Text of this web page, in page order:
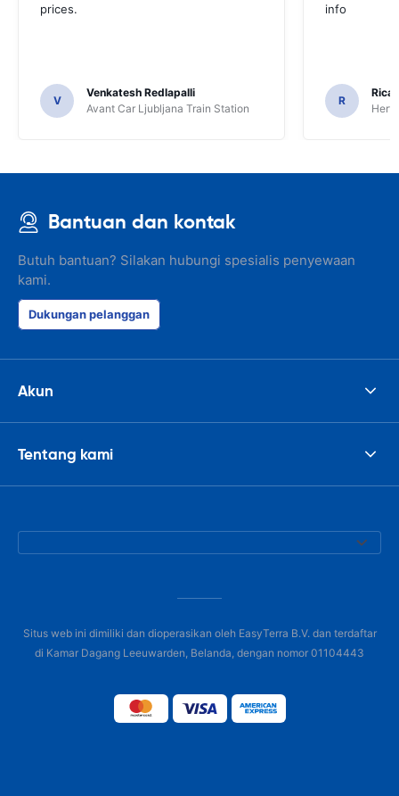
prices.
V
Venkatesh Redlapalli
Avant Car Ljubljana Train Station
info
R
Bantuan dan kontak
Butuh bantuan? Silakan hubungi spesialis penyewaan
kami.
Dukungan pelanggan
Akun
Tentang kami
Situs web ini dimiliki dan dioperasikan oleh EasyTerra B.V. dan terdaftar
di Kamar Dagang Leeuwarden, Belanda, dengan nomor 01104443